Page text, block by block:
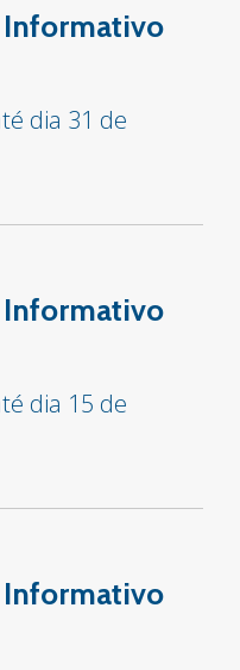
Informativo
dia 31 de
Informativo
dia 15 de
Informativo